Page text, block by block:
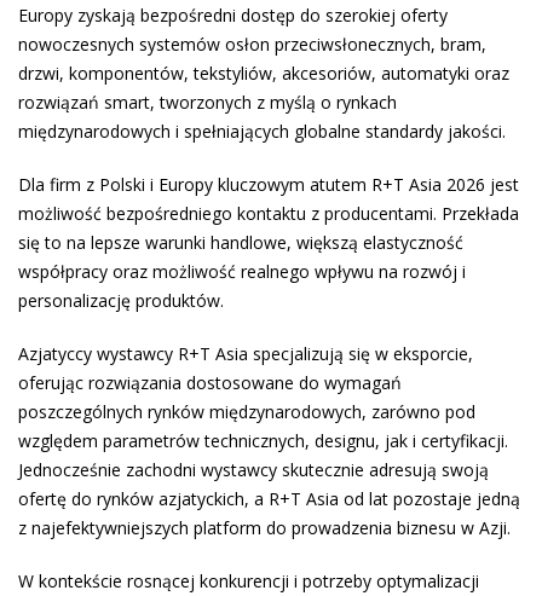
Europy zyskają bezpośredni dostęp do szerokiej oferty
nowoczesnych systemów osłon przeciwsłonecznych, bram,
drzwi, komponentów, tekstyliów, akcesoriów, automatyki oraz
rozwiązań smart, tworzonych z myślą o rynkach
międzynarodowych i spełniających globalne standardy jakości.
Dla firm z Polski i Europy kluczowym atutem R+T Asia 2026 jest
możliwość bezpośredniego kontaktu z producentami. Przekłada
się to na lepsze warunki handlowe, większą elastyczność
współpracy oraz możliwość realnego wpływu na rozwój i
personalizację produktów.
Azjatyccy wystawcy R+T Asia specjalizują się w eksporcie,
oferując rozwiązania dostosowane do wymagań
poszczególnych rynków międzynarodowych, zarówno pod
względem parametrów technicznych, designu, jak i certyfikacji.
Jednocześnie zachodni wystawcy skutecznie adresują swoją
ofertę do rynków azjatyckich, a R+T Asia od lat pozostaje jedną
z najefektywniejszych platform do prowadzenia biznesu w Azji.
W kontekście rosnącej konkurencji i potrzeby optymalizacji